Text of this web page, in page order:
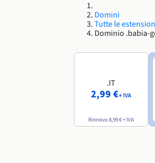
Domini
Tutte le
Dominio .babia-
.IT
2,99 €+ IVA
Rinnovo8,99 €+ IVA